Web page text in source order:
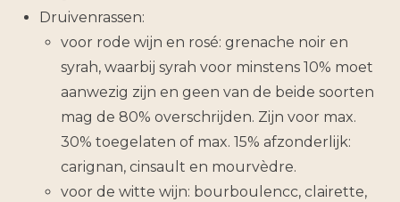
Druivenrassen:
voor rode wijn en rosé: grenache noir en
syrah, waarbij syrah voor minstens 10% moet
aanwezig zijn en geen van de beide soorten
mag de 80% overschrijden. Zijn voor max.
30% toegelaten of max. 15% afzonderlijk:
carignan, cinsault en mourvèdre.
voor de witte wijn: bourboulencc, clairette,